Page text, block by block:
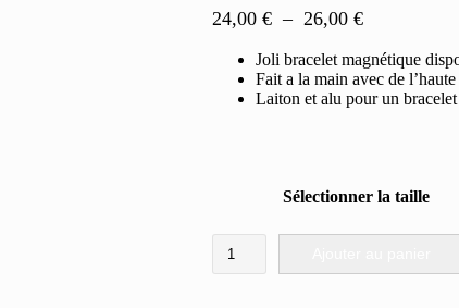
24,00 € – 26,00 €Plage
prix :
24,00 €
à
Joli bracelet magnétique
Fait a la main avec de
Laiton et alu pour un
Sélectionner la taille